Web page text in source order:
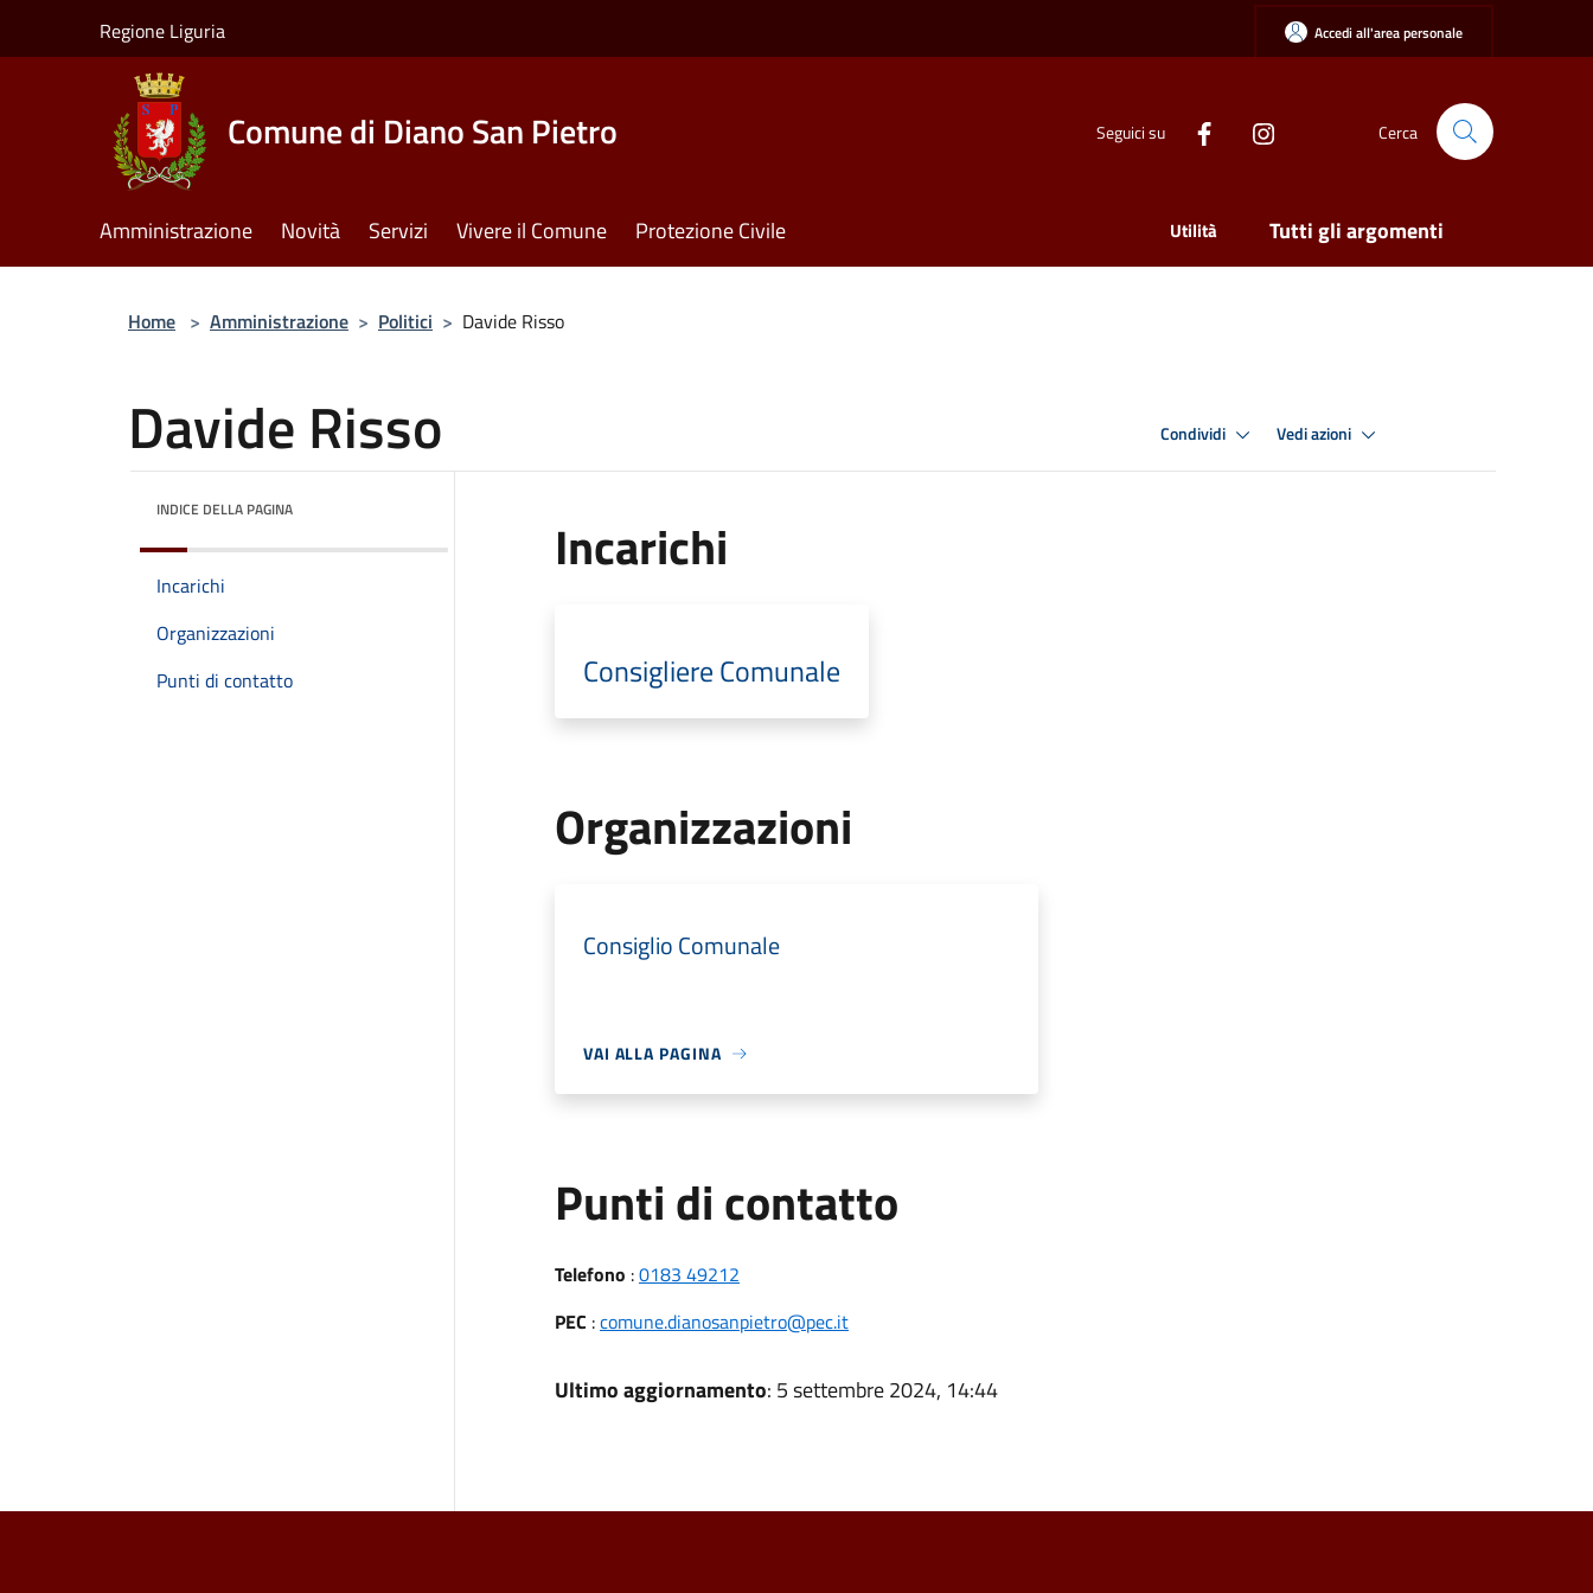
Regione Liguria Accedi all'area personale
Comune di Diano San Pietro Seguici su Cerca
Amministrazione Novità Servizi Vivere il Comune Protezione Civile Utilità Tutti gli argomenti
Home > Amministrazione > Politici > Davide Risso
Davide Risso Condividi Vedi azioni
INDICE DELLA PAGINA
Incarichi
Organizzazioni
Punti di contatto
Incarichi
Consigliere Comunale
Organizzazioni
Consiglio Comunale
VAI ALLA PAGINA
Punti di contatto
Telefono :0183 49212
PEC :comune.dianosanpietro@pec.it
Ultimo aggiornamento: 5 settembre 2024, 14:44